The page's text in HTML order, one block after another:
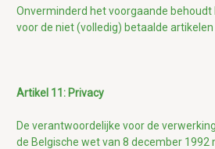
Onverminderd het voorgaande
voor de niet (volledig) betaalde
Artikel 11: Privacy
De verantwoordelijke voor de
de Belgische wet van 8 december